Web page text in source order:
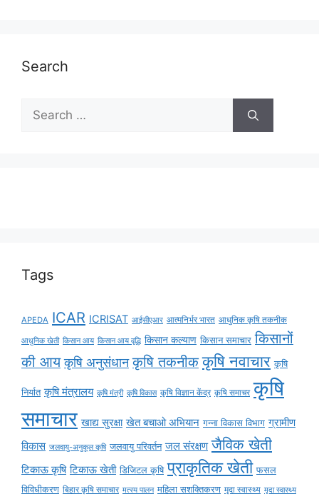
Search
Tags
APEDA ICAR ICRISAT आईसीएआर आत्मनिर्भर भारत आधुनिक कृषि तकनीक
आधुनिक खेती किसान आय किसान आय वृद्धि किसान कल्याण किसान समाचार किसानों
की आय कृषि अनुसंधान कृषि तकनीक कृषि नवाचार कृषि
निर्यात कृषि मंत्रालय कृषि मंत्री कृषि विकास कृषि विज्ञान केंद्र कृषि समाचर कृषि
समाचार खाद्य सुरक्षा खेत बचाओ अभियान गन्ना विकास विभाग ग्रामीण
विकास जलवायु-अनुकूल कृषि जलवायु परिवर्तन जल संरक्षण जैविक खेती
टिकाऊ कृषि टिकाऊ खेती डिजिटल कृषि प्राकृतिक खेती फसल
विविधीकरण बिहार कृषि समाचार मत्स्य पालन महिला सशक्तिकरण मृदा स्वास्थ्य मृदा स्वास्थ्य